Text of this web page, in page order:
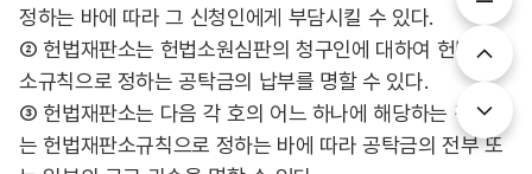
정하는 바에 따라 그 신청인에게 부담시킬 수 있다.
② 헌법재판소는 헌법소원심판의 청구인에 대하여 헌법재판
소규칙으로 정하는 공탁금의 납부를 명할 수 있다.
③ 헌법재판소는 다음 각 호의 어느 하나에 해당하는 경우에
는 헌법재판소규칙으로 정하는 바에 따라 공탁금의 전부 또